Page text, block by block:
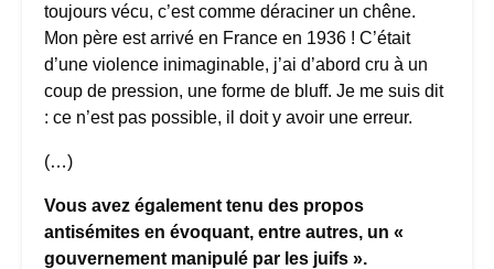
toujours vécu, c’est comme déraciner un chêne.
Mon père est arrivé en France en 1936 ! C’était
d’une violence inimaginable, j’ai d’abord cru à un
coup de pression, une forme de bluff. Je me suis dit
: ce n’est pas possible, il doit y avoir une erreur.
(…)
Vous avez également tenu des propos
antisémites en évoquant, entre autres, un «
gouvernement manipulé par les juifs ».